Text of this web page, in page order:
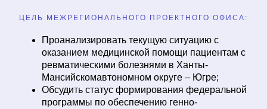
ЦЕЛЬ МЕЖРЕГИОНАЛЬНОГО ПРОЕКТНОГО ОФИСА:
Проанализировать текущую ситуацию с
оказанием медицинской помощи пациентам с
ревматическими болезнями в Ханты-
Мансийскомавтономном округе – Югре;
Обсудить статус формирования федеральной
программы по обеспечению генно-